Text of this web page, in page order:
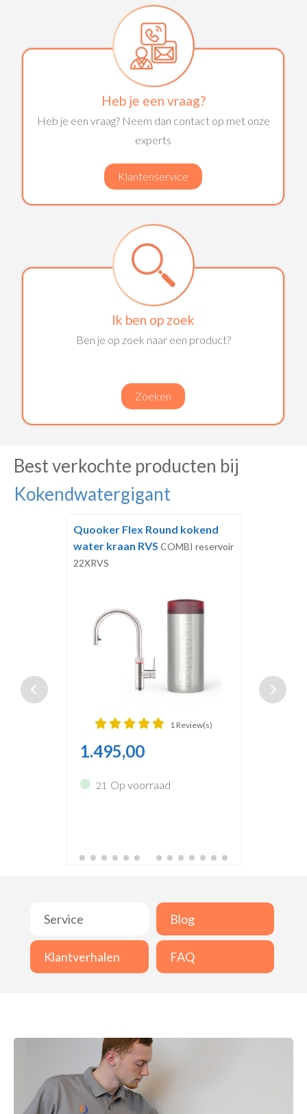
Heb je een vraag?
Heb je een vraag? Neem dan contact op met onze
experts
Klantenservice
Ik ben op zoek
Ben je op zoek naar een product?
Zoeken
Best verkochte producten bij
Kokendwatergigant
Quooker Flex Round kokend
water kraan RVS COMBI reservoir
22XRVS
1 Review(s)
1.495,00
21 Op voorraad
Service Blog
Klantverhalen FAQ